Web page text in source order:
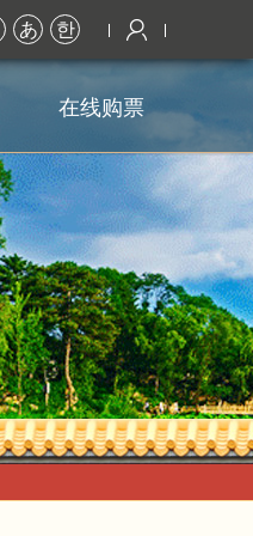
あ 한
在线购票